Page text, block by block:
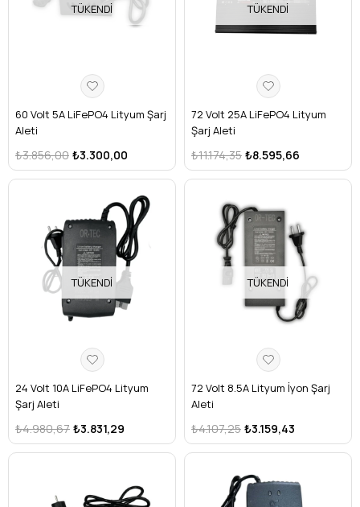
TÜKENDI
60 Volt 5A LiFePO4 Lityum Şarj
Aleti
₺3.300,00
₺3.856,00
TÜKENDI
72 Volt 25A LiFePO4 Lityum
Şarj Aleti
₺8.595,66
₺11.174,35
TÜKENDI
24 Volt 10A LiFePO4 Lityum
Şarj Aleti
₺3.831,29
₺4.980,67
TÜKENDI
72 Volt 8.5A Lityum İyon Şarj
Aleti
₺3.159,43
₺4.107,25